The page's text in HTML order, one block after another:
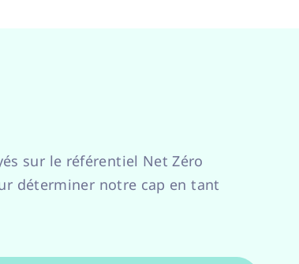
sur le référentiel Net Zéro
déterminer notre cap en tant